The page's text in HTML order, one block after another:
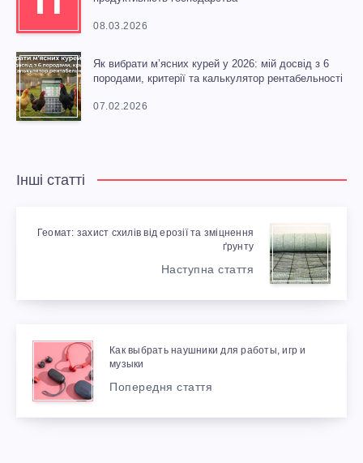
08.03.2026
Як вибрати м’ясних курей у 2026: мій досвід з 6
породами, критерії та калькулятор рентабельності
07.02.2026
Інші статті
Геомат: захист схилів від ерозії та зміцнення
ґрунту
Наступна стаття
Как выбрать наушники для работы, игр и
музыки
Попередня стаття